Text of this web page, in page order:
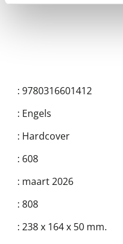
: 9780316601412
: Engels
: Hardcover
: 608
: maart 2026
: 808
: 238 x 164 x 50 mm.